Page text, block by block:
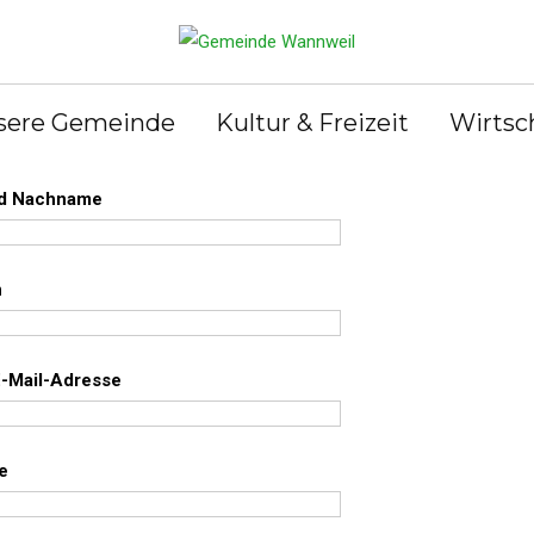
Gemeinde Kultur & Freizeit
Nachname
Mail-Adresse